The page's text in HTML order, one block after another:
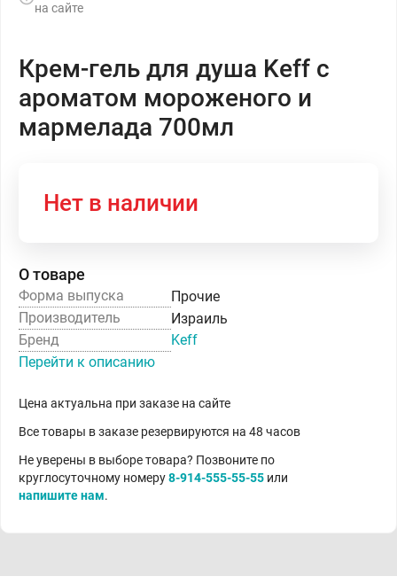
на сайте
Крем-гель для душа Keff с
ароматом мороженого и
мармелада 700мл
Нет в наличии
О товаре
Форма выпуска
Прочие
Производитель
Израиль
Бренд
Keff
Перейти к описанию
Цена актуальна при заказе на сайте
Все товары в заказе резервируются на 48 часов
Не уверены в выборе товара? Позвоните по
круглосуточному номеру8-914-555-55-55 или
напишите нам.